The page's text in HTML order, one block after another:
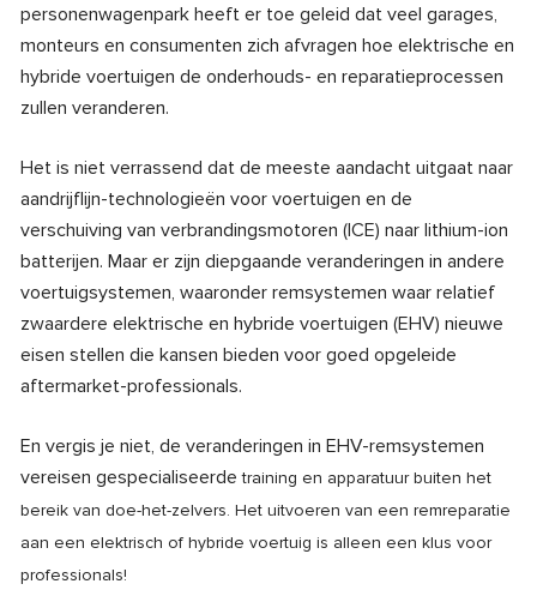
personenwagenpark heeft er toe geleid dat veel garages,
monteurs en consumenten zich afvragen hoe elektrische en
hybride voertuigen de onderhouds- en reparatieprocessen
zullen veranderen.
Het is niet verrassend dat de meeste aandacht uitgaat naar
aandrijflijn-technologieën voor voertuigen en de
verschuiving van verbrandingsmotoren (ICE) naar lithium-ion
batterijen. Maar er zijn diepgaande veranderingen in andere
voertuigsystemen, waaronder remsystemen waar relatief
zwaardere elektrische en hybride voertuigen (EHV) nieuwe
eisen stellen die kansen bieden voor goed opgeleide
aftermarket-professionals.
En vergis je niet, de veranderingen in EHV-remsystemen
vereisen gespecialiseerdetraining en apparatuur buiten het
bereik van doe-het-zelvers. Het uitvoeren van een remreparatie
aan een elektrisch of hybride voertuig is alleen een klus voor
professionals!